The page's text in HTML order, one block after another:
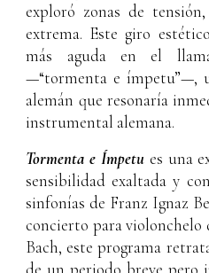
exploró zonas de tensión,
extrema. Este giro
más aguda en el
—“tormenta e ímpetu”—,
alemán que resonaría
instrumental alemana.
Tormenta e Ímpetues una
sensibilidad exaltada y
sinfonías de Franz Ignaz
concierto para
Bach, este programa